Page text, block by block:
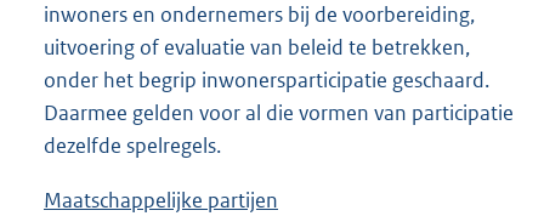
inwoners en ondernemers bij de voorbereiding,
uitvoering of evaluatie van beleid te betrekken,
onder het begrip inwonersparticipatie geschaard.
Daarmee gelden voor al die vormen van participatie
dezelfde spelregels.
Maatschappelijke partijen